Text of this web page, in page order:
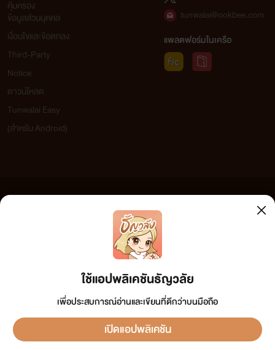
ใช้แอปพลิเคชันธัญวลัย
เพื่อประสบการณ์อ่านและเขียนที่ดีกว่าบนมือถือ
เปิดแอปพลิเคชัน
คุ้มครอง
ข้อมูลส่วนบุคคล
เงื่อนไขและข้อตกลง
Third-Party
Notice
ดาวน์โหลด
Tunwalai Easy
(สำหรับ Android)
tunwalai@ookbee.com
แพลตฟอร์มในเครือ
เว็บไซต์แห่งนี้ไม่ได้เห็นด้วยและไม่ขอรับผิดชอบต่อข้อความใดๆ ทั้งสิ้น ดังนั้นผู้อ่านทุกท่านโปรดใช้
วิจารณญาณในการกลั่นกรองด้วยตนเอง และหากท่านพบข้อความใดๆ ที่ขัดต่อกฎหมายและศีลธรรม
กรุณาแจ้งมาที่ tunwalai@ookbee.com เพื่อทีมงานจะได้ดำเนินการในทันที ทั้งนี้ ทางเว็บไซต์ขอสงวน
ลิขสิทธิ์ตามพระราชบัญญัติลิขสิทธิ์ (ฉบับเพิ่มเติม) พ.ศ.2558